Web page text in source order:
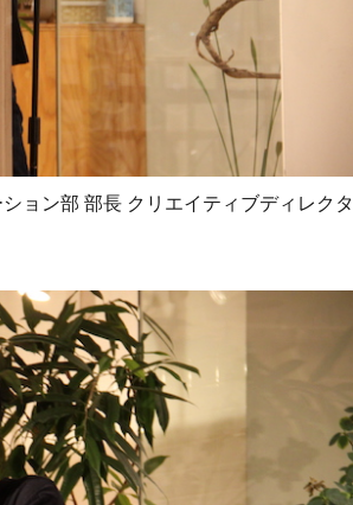
ョン部 部長 クリエイティブディレクタ